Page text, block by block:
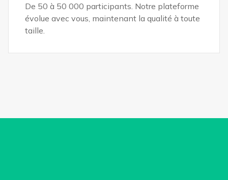
De 50 à 50 000 participants. Notre plateforme
évolue avec vous, maintenant la qualité à toute
taille.